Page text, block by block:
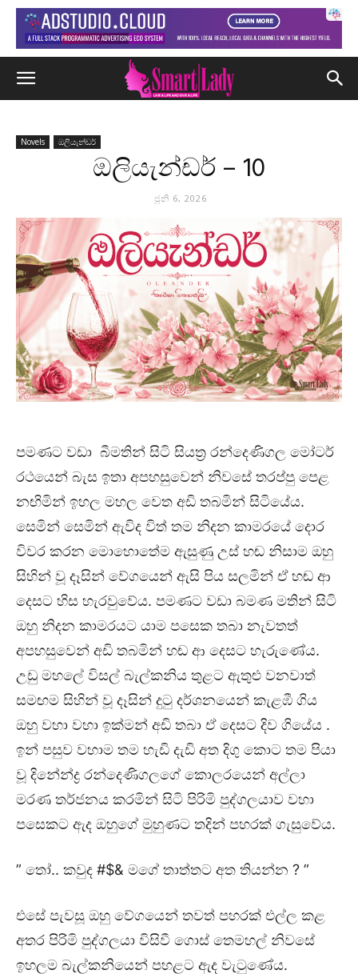
Novels ඔලියැන්ඩර්
ඔලියැන්ඩර් – 10
ජූනි 6, 2026
පමණට වඩා බීමතින් සිටි සියත්‍ර රන්දෙණිගල මෝටර්
රථයෙන් බැස ඉතා අපහසුවෙන් නිවසේ තරප්පු පෙළ
නඟිමින් ඉහල මහල වෙත අඩි තබමින් සිටියේය.
සෙමින් සෙමින් ඇවිද විත් තම නිදන කාමරයේ දොර
විවර කරන මොහොතේම ඇසුණු උස් හඬ නිසාම ඔහු
සිහින් වූ දෑසින් වේගයෙන් ඇසි පිය සලමින් ඒ හඬ ආ
දෙසට හිස හැරවුවේය. පමණට වඩා බමණ මතින් සිටි
ඔහු නිදන කාමරයට යාම පසෙක තබා නැවතත්
අපහසුවෙන් අඩි තබමින් හඬ ආ දෙසට හැරුණේය.
උඩු මහලේ විසල් බැල්කනිය තුළට ඇතුළු වනවාත්
සමඟම සිහින් වූ දෑසින් දුටු දර්ශනයෙන් කැළඹී ගිය
ඔහු වහා වහා ඉක්මන් අඩි තබා ඒ දෙසට දිව ගියේය .
ඉන් පසුව වහාම තම හැඩි දැඩි අත දිගු කොට තම පියා
වූ දිනේන්ද්‍ර රන්දෙණිගලගේ කොලරයෙන් අල්ලා
මරණ තර්ජනය කරමින් සිටි පිරිමි පුද්ගලයාව වහා
පසෙකට ඇද ඔහුගේ මුහුණට තදින් පහරක් ගැසුවේය.
” තෝ.. කවුද #$& මගේ තාත්‍තට අත තියන්න ? ”
එසේ පැවසූ ඔහු වේගයෙන් තවත් පහරක් එල්ල කළ
අතර පිරිමි පුද්ගලයා විසිවී ගොස් තෙමහල් නිවසේ
ඉහලම බැල්කනියෙන් පහළට ඇද වැටුණේය.